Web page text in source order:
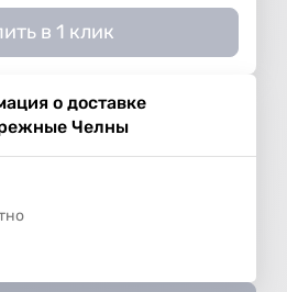
в 1 клик
о доставке
Челны